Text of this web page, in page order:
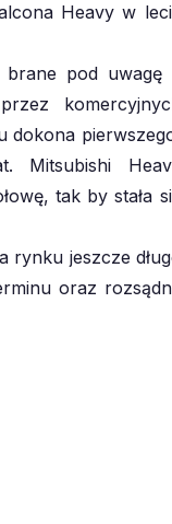
Heavy w
brane pod uwagę
dokona
Mitsubishi
tak by stała
rynku jeszcze
oraz